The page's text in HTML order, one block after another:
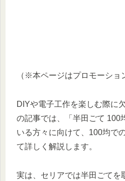
（※本ページはプロモーショ
DIYや電子工作を楽しむ際に
の記事では、「半田ごて 100
いる方々に向けて、100均で
て詳しく解説します。
実は、セリアでは半田ごてを